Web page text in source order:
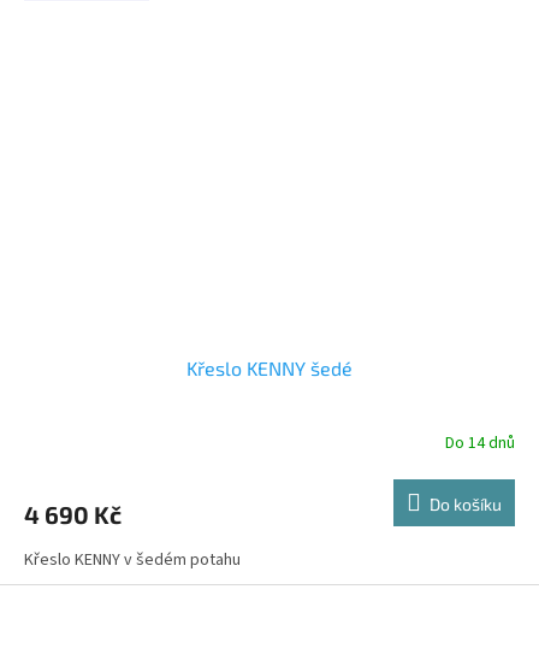
Křeslo KENNY šedé
Do 14 dnů
4 690 Kč Do košíku
Křeslo KENNY v šedém potahu